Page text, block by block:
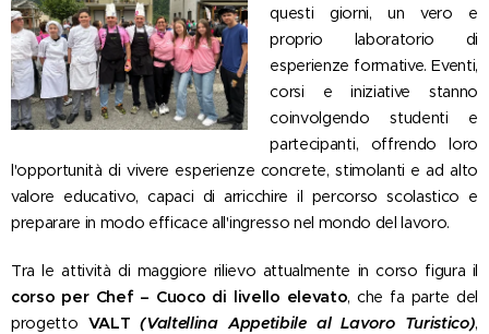
questi giorni, un vero e
proprio laboratorio di
esperienze formative. Eventi,
corsi e iniziative stanno
coinvolgendo studenti e
partecipanti, offrendo loro
l'opportunità di vivere esperienze concrete, stimolanti e ad alto
valore educativo, capaci di arricchire il percorso scolastico e
preparare in modo efficace all'ingresso nel mondo del lavoro.
Tra le attività di maggiore rilievo attualmente in corso figura il
corso per Chef – Cuoco di livello elevato, che fa parte del
progetto VALT(Valtellina Appetibile al Lavoro Turistico),